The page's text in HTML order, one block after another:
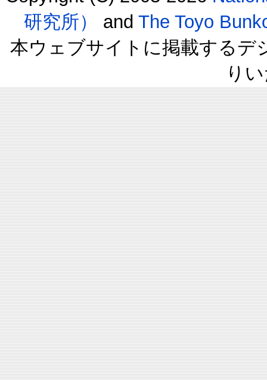
研究所）
and The Toyo
本ウェブサイトに掲載するデ
り